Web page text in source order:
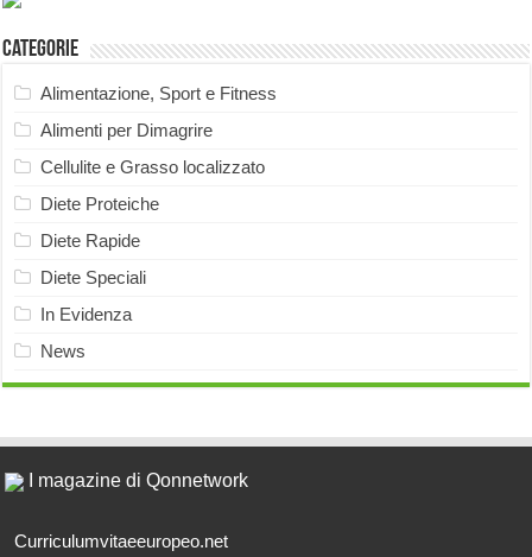
Categorie
Alimentazione, Sport e Fitness
Alimenti per Dimagrire
Cellulite e Grasso localizzato
Diete Proteiche
Diete Rapide
Diete Speciali
In Evidenza
News
I magazine di Qonnetwork
Curriculumvitaeeuropeo.net